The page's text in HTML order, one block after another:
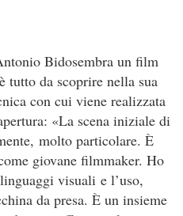
Bidosembra un film
tutto da scoprire nella sua
con cui viene realizzata
«La scena iniziale di
molto particolare. È
giovane filmmaker. Ho
visuali e l’uso,
da presa. È un insieme